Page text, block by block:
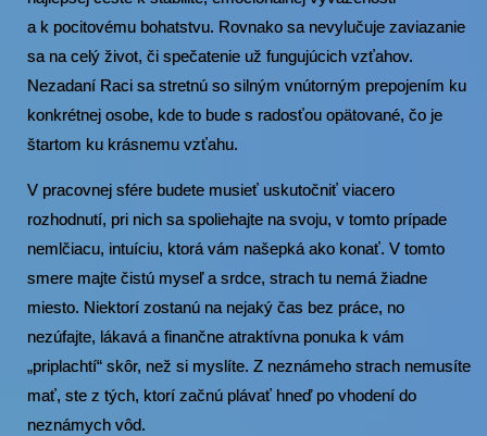
a k pocitovému bohatstvu. Rovnako sa nevylučuje zaviazanie
sa na celý život, či spečatenie už fungujúcich vzťahov.
Nezadaní Raci sa stretnú so silným vnútorným prepojením ku
konkrétnej osobe, kde to bude s radosťou opätované, čo je
štartom ku krásnemu vzťahu.
V pracovnej sfére budete musieť uskutočniť viacero
rozhodnutí, pri nich sa spoliehajte na svoju, v tomto prípade
nemlčiacu, intuíciu, ktorá vám našepká ako konať. V tomto
smere majte čistú myseľ a srdce, strach tu nemá žiadne
miesto. Niektorí zostanú na nejaký čas bez práce, no
nezúfajte, lákavá a finančne atraktívna ponuka k vám
„priplachtí“ skôr, než si myslíte. Z neznámeho strach nemusíte
mať, ste z tých, ktorí začnú plávať hneď po vhodení do
neznámych vôd.